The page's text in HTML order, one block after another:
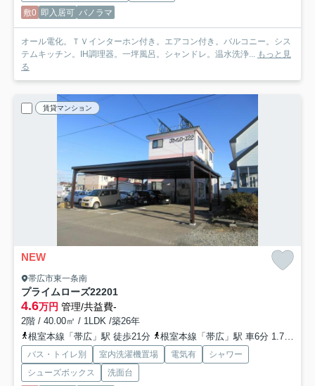
敷0 即入居可 パノラマ
オール電化。ＴＶインターホン付き。エアコン付き。バルコニー。シス
テムキッチン。IH調理器。一坪風呂。シャンドレ。温水洗浄... もっと見
る
賃貸マンション
NEW
帯広市東一条南
プライムローズ22201
4.6万円 管理/共益費-
2階 / 40.00㎡ / 1LDK /築26年
根室本線「帯広」駅 徒歩21分
根室本線「帯広」駅 車6分 1.7km
バス・トイレ別 室内洗濯機置場 電気有
シャワー
シューズボックス
洗面台